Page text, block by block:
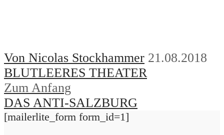
Von Nicolas Stockhammer 21.08.2018
BLUTLEERES THEATER
Zum Anfang
DAS ANTI-SALZBURG
[mailerlite_form form_id=1]